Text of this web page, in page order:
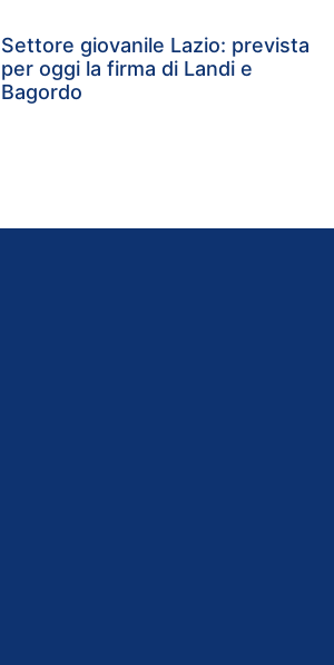
Settore giovanile Lazio: prevista
per oggi la firma di Landi e
Bagordo